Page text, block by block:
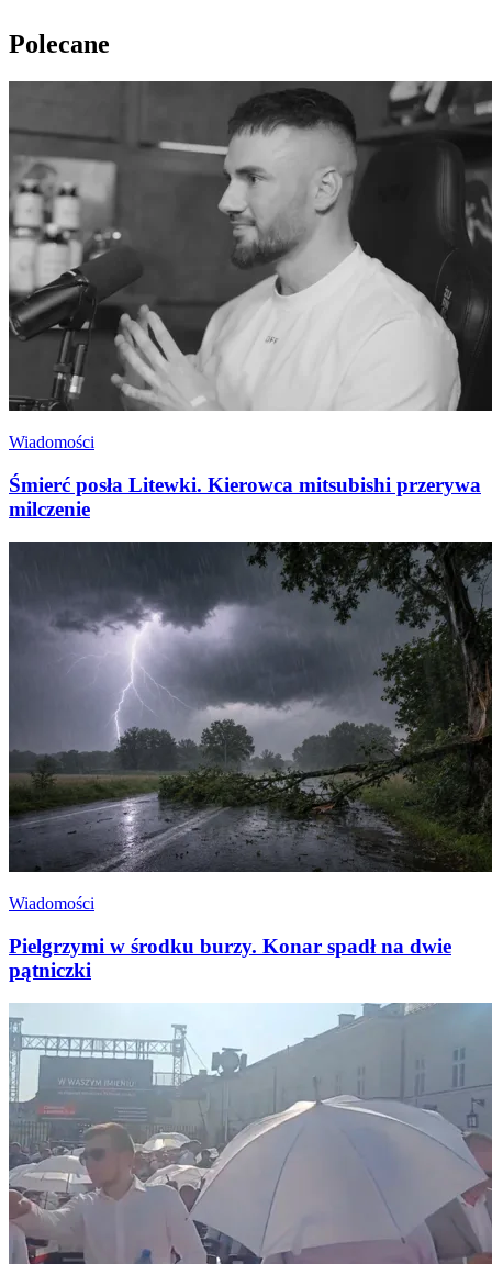
Polecane
Wiadomości
Śmierć posła Litewki. Kierowca mitsubishi przerywa
milczenie
Wiadomości
Pielgrzymi w środku burzy. Konar spadł na dwie
pątniczki